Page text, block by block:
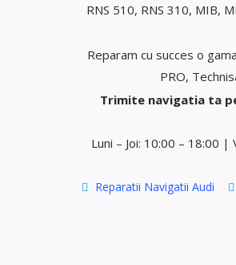
RNS 510, RNS 310, MIB,
Reparam cu succes o
PRO,
Trimite navigatia ta
Luni – Joi: 10:00 – 18:00
Reparatii Navigatii Audi